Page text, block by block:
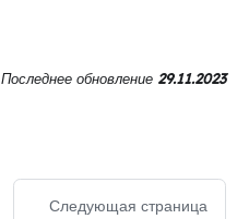
Последнее обновление 29.11.2023
Следующая страница